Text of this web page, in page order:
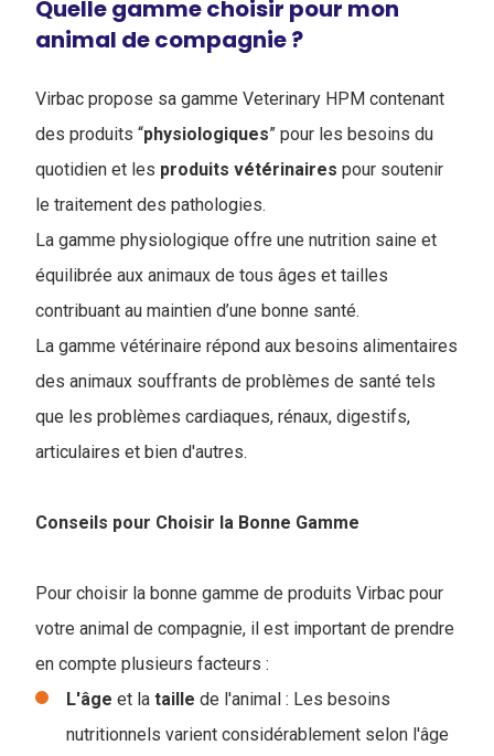
Quelle gamme choisir pour mon
animal de compagnie ?
Virbac propose sa gamme Veterinary HPM contenant
des produits “physiologiques” pour les besoins du
quotidien et les produits vétérinaires pour soutenir
le traitement des pathologies.
La gamme physiologique offre une nutrition saine et
équilibrée aux animaux de tous âges et tailles
contribuant au maintien d’une bonne santé.
La gamme vétérinaire répond aux besoins alimentaires
des animaux souffrants de problèmes de santé tels
que les problèmes cardiaques, rénaux, digestifs,
articulaires et bien d'autres.
Conseils pour Choisir la Bonne Gamme
Pour choisir la bonne gamme de produits Virbac pour
votre animal de compagnie, il est important de prendre
en compte plusieurs facteurs :
L'âge et la taille de l'animal : Les besoins
nutritionnels varient considérablement selon l'âge